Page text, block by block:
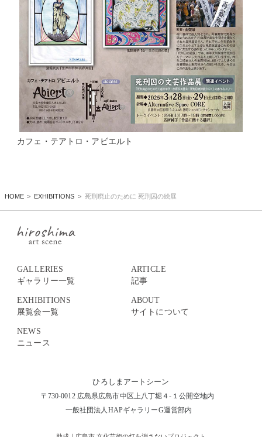
カフェ・テアトロ・アビエルト
HOME EXHIBITIONS 死刑廃止のために 死刑囚の絵展
ひろしまアートシーン
〒730-0012 広島県広島市中区上八丁堀４-１公開空地内
一般社団法人HAPギャラリーG運営部内
GALLERIES
ギャラリー一覧
EXHIBITIONS
展覧会一覧
NEWS
ニュース
ARTICLE
記事
ABOUT
サイトについて